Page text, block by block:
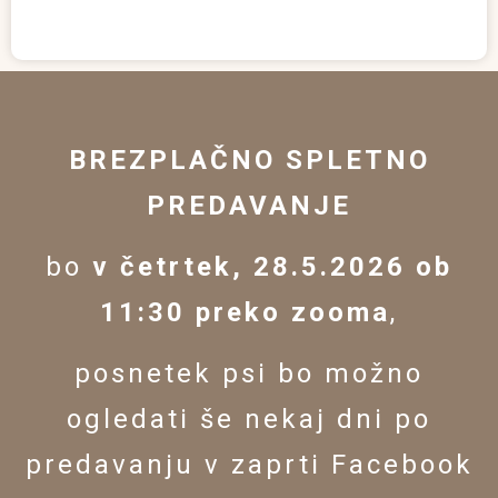
BREZPLAČNO SPLETNO
PREDAVANJE
bo v četrtek, 28.5.2026 ob
11:30 preko zooma,
posnetek psi bo možno
ogledati še nekaj dni po
predavanju v zaprti Facebook